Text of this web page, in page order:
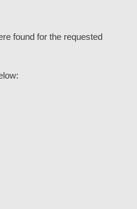
found for the requested